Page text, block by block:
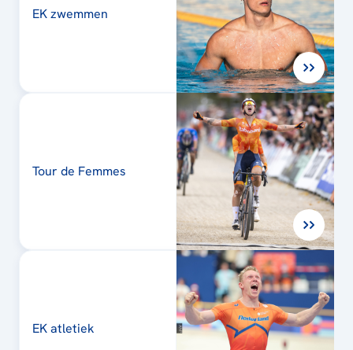
EK zwemmen
Tour de Femmes
EK atletiek